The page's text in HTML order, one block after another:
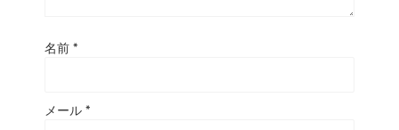
名前 *
メール *